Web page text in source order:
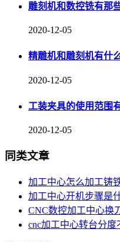
雕刻机和数控铣有那
2020-12-05
精雕机和雕刻机有什
2020-12-05
工装夹具的使用范围
2020-12-05
同类文章
加工中心怎么加工铸
加工中心开机步骤是
CNC数控加工中心换
cnc加工中心转台分度